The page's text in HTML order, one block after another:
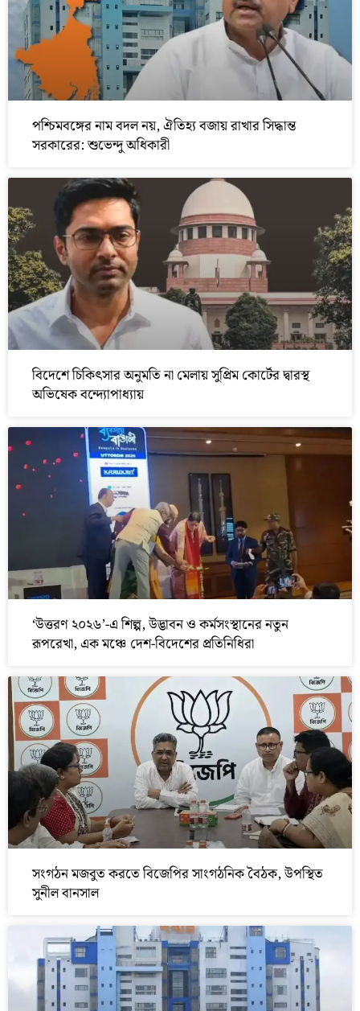
পশ্চিমবঙ্গের নাম বদল নয়, ঐতিহ্য বজায় রাখার সিদ্ধান্ত
সরকারের: শুভেন্দু অধিকারী
বিদেশে চিকিৎসার অনুমতি না মেলায় সুপ্রিম কোর্টের দ্বারস্থ
অভিষেক বন্দ্যোপাধ্যায়
‘উত্তরণ ২০২৬’-এ শিল্প, উদ্ভাবন ও কর্মসংস্থানের নতুন
রূপরেখা, এক মঞ্চে দেশ-বিদেশের প্রতিনিধিরা
সংগঠন মজবুত করতে বিজেপির সাংগঠনিক বৈঠক, উপস্থিত
সুনীল বানসাল